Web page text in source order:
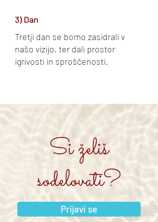
3) Dan
Tretji dan se bomo zasidrali v
našo vizijo, ter dali prostor
igrivosti in sproščenosti.
Si želiš
sodelovati?
Prijavi se